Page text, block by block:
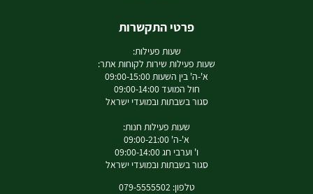
פרטי התקשרות
שעות פעילות:
שעות פעילות שירות לקוחות אתר:
א'-ה' בין השעות 09:00-15:00
חול המועד 09:00-14:00
סגור בשבתות ובמועדי ישראל
שעות פעילות חנות:
א'-ה' 09:00-21:00
ו' וערבי חג 09:00-14:00
סגור בשבתות ובמועדי ישראל
טלפון: 079-5555502